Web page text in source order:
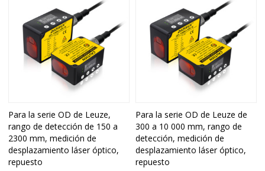
Para la serie OD de Leuze,
rango de detección de 150 a
2300 mm, medición de
desplazamiento láser óptico,
repuesto
Para la serie OD de Leuze de
300 a 10 000 mm, rango de
detección, medición de
desplazamiento láser óptico,
repuesto